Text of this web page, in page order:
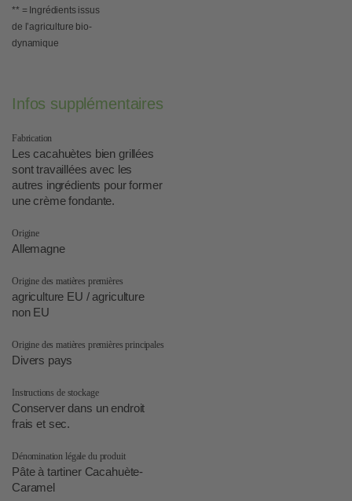
** = Ingrédients issus
de l’agriculture bio-
dynamique
Infos supplémentaires
Fabrication
Les cacahuètes bien grillées
sont travaillées avec les
autres ingrédients pour former
une crème fondante.
Origine
Allemagne
Origine des matières premières
agriculture EU / agriculture
non EU
Origine des matières premières principales
Divers pays
Instructions de stockage
Conserver dans un endroit
frais et sec.
Dénomination légale du produit
Pâte à tartiner Cacahuète-
Caramel